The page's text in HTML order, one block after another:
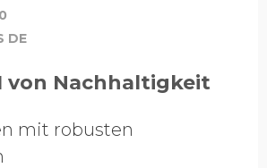
DE
von Nachhaltigkeit
mit robusten